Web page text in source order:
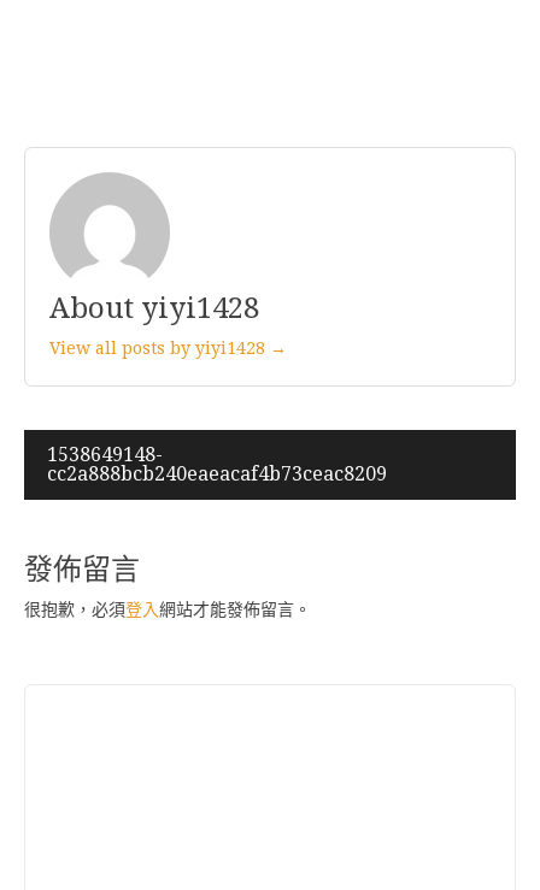
About yiyi1428
View all posts by yiyi1428 →
文
章
覽
1538649148-
cc2a888bcb240eaeacaf4b73ceac8209
發佈留言
很抱歉，必須登入網站才能發佈留言。